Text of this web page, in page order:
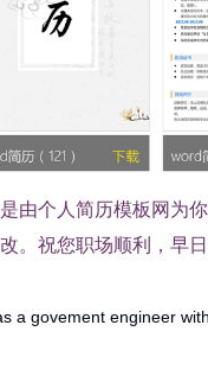
由个人简历模板网 为
。祝您职场顺利，早
a govement engineer